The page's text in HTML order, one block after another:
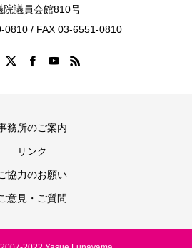
院議員会館810号
0810 / FAX 03-6551-0810
務所のご案内
リンク
協力のお願い
意見・ご質問